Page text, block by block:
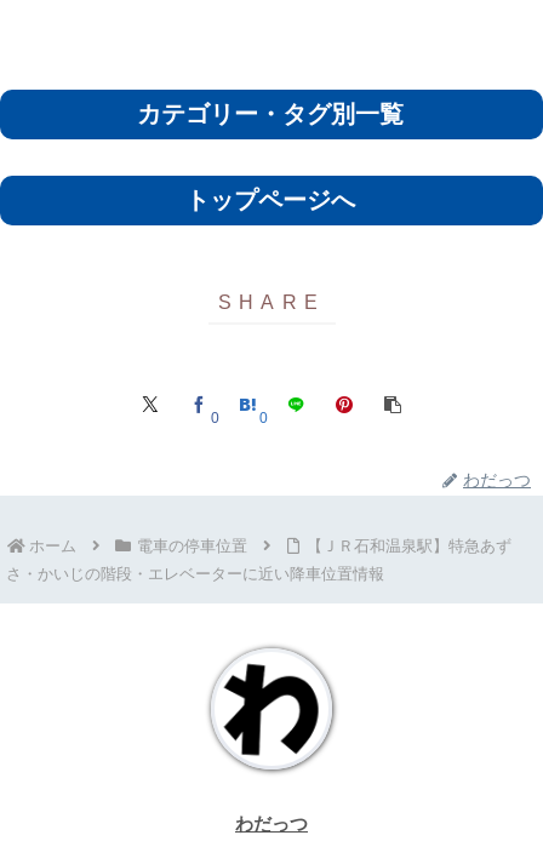
カテゴリー・タグ別一覧
トップページへ
0 0
わだっつ
ホーム 電車の停車位置
【ＪＲ石和温泉駅】特急あず
さ・かいじの階段・エレベーターに近い降車位置情報
わだっつ